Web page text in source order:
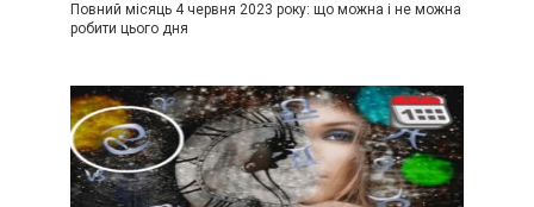
Повний місяць 4 червня 2023 року: що можна і не можна
робити цього дня